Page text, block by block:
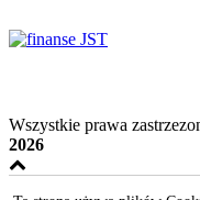
Wszystkie prawa
2026